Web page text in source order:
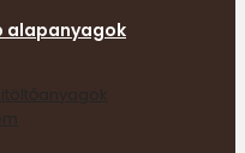
alapanyagok